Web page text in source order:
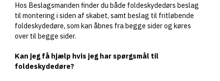
Hos Beslagsmanden finder du både foldeskydedørs beslag
til montering i siden af skabet, samt beslag til fritløbende
foldeskydedøre, som kan åbnes fra begge sider og køres
over til begge sider.
Kan jeg få hjælp hvis jeg har spørgsmål til
foldeskydedøre?